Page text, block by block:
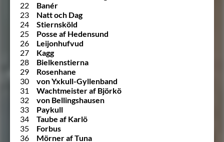
22
Banér
23
Natt och Dag
24
Stiernsköld
25
Posse af Hedensund
26
Leijonhufvud
27
Kagg
28
Bielkenstierna
29
Rosenhane
30
von Yxkull-Gyllenband
31
Wachtmeister af Björkö
32
von Bellingshausen
33
Paykull
34
Taube af Karlö
35
Forbus
36
Mörner af Tuna